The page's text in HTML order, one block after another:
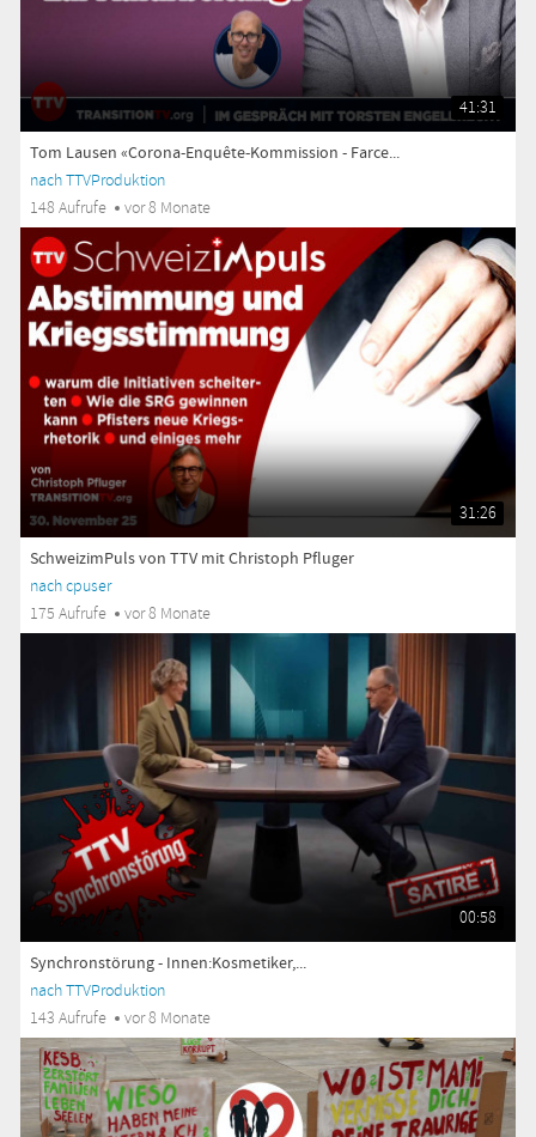
41:31
Tom Lausen «Corona-Enquête-Kommission - Farce...
nach TTVProduktion
148 Aufrufe
vor 8 Monate
31:26
SchweizimPuls von TTV mit Christoph Pfluger
nach cpuser
175 Aufrufe
vor 8 Monate
00:58
Synchronstörung - Innen:Kosmetiker,...
nach TTVProduktion
143 Aufrufe
vor 8 Monate